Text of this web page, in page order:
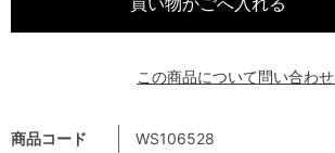
商品コード
WS106528
この商品について問い合わ